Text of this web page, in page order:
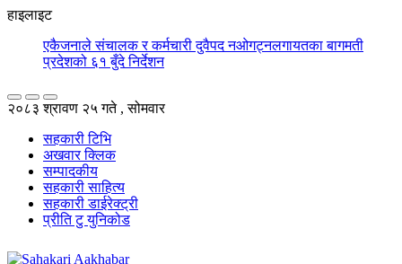
हाइलाइट
एकैजनाले संचालक र कर्मचारी दुवैपद नओगट्नलगायतका बागमती
प्रदेशको ६१ बुँदे निर्देशन
२०८३ श्रावण २५ गते , सोमवार
सहकारी टिभि
अखवार क्लिक
सम्पादकीय
सहकारी साहित्य
सहकारी डाईरेक्ट्री
प्रीति टु युनिकोड